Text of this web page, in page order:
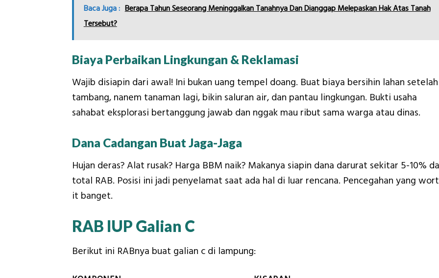
Baca Juga : Berapa Tahun Seseorang Meninggalkan Tanahnya Dan Dianggap Melepaskan Hak Atas Tanah
Tersebut?
Biaya Perbaikan Lingkungan & Reklamasi
Wajib disiapin dari awal! Ini bukan uang tempel doang. Buat biaya bersihin lahan setelah
tambang, nanem tanaman lagi, bikin saluran air, dan pantau lingkungan. Bukti usaha
sahabat eksplorasi bertanggung jawab dan nggak mau ribut sama warga atau dinas.
Dana Cadangan Buat Jaga-Jaga
Hujan deras? Alat rusak? Harga BBM naik? Makanya siapin dana darurat sekitar 5-10%
total RAB. Posisi ini jadi penyelamat saat ada hal di luar rencana. Pencegahan yang
it banget.
RAB IUP Galian C
Berikut ini RABnya buat galian c di lampung: